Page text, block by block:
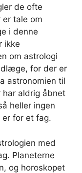
de ofte
er tale om
i denne
ikke
om astrologi
for der er
astronomien til
har aldrig åbnet
heller ingen
for et fag.
med
Planeterne
og horoskopet